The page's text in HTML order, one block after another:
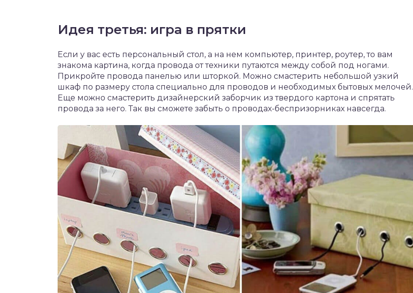
Идея третья: игра в прятки
Если у вас есть персональный стол, а на нем компьютер, принтер, роутер, то вам
знакома картина, когда провода от техники путаются между собой под ногами.
Прикройте провода панелью или шторкой. Можно смастерить небольшой узкий
шкаф по размеру стола специально для проводов и необходимых бытовых мелочей.
Еще можно смастерить дизайнерский заборчик из твердого картона и спрятать
провода за него. Так вы сможете забыть о проводах-беспризорниках навсегда.